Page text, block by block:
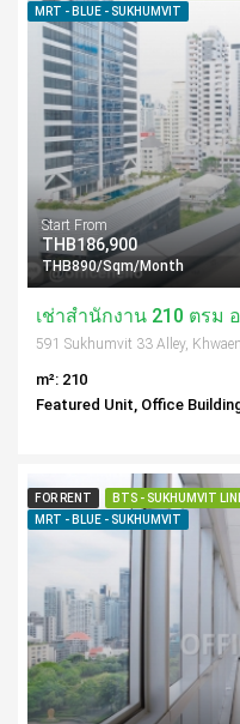
MRT - BLUE - SUKHUMVIT
Start From
THB186,900
THB890/Sqm/Month
เช่าสำนักงาน 210 ตรม
m²: 210
Featured Unit, Office
FOR RENT
BTS - SUKHUMVIT
MRT - BLUE - SUKHUMVIT